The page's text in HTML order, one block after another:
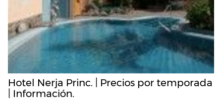
Hotel Nerja Princ. | Precios por temporada
| Información.